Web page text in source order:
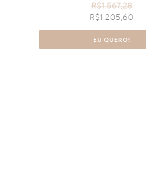
R$1.567,28
R$1.205,60
EU QUERO!